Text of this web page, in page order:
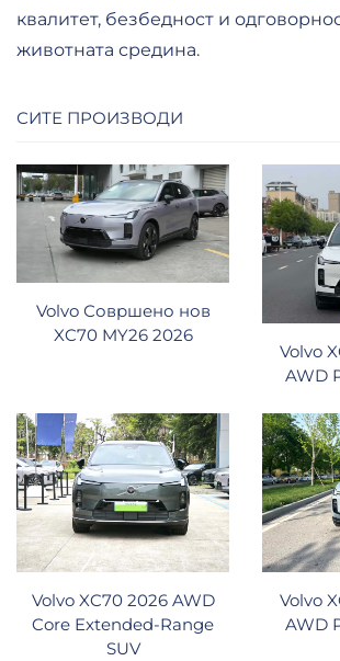
квалитет, безбедност и
животната средина.
СИТЕ ПРОИЗВОДИ
Volvo Совршено нов
XC70 MY26 2026
Volvo
AWD
Volvo XC70 2026 AWD
Core Extended-Range
SUV
Volvo
AWD